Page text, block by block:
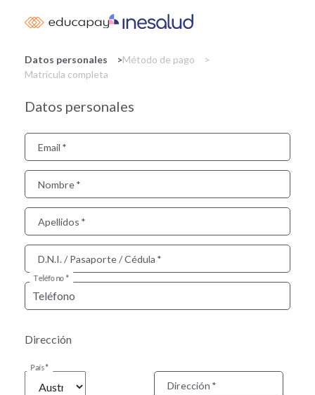
to
content
Datos personales
Método de pago
Matrícula completa
Datos personales
Email
Nombre
Apellidos
D.N.I. / Pasaporte / Cédula
Teléfono
Dirección
País
Dirección